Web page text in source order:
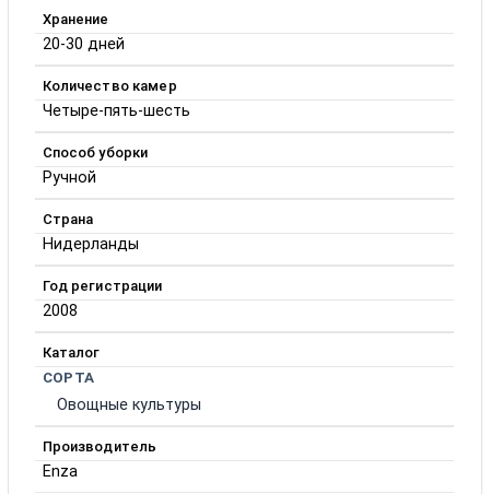
Хранение
20-30 дней
Количество камер
Четыре-пять-шесть
Способ уборки
Ручной
Страна
Нидерланды
Год регистрации
2008
Каталог
СОРТА
Овощные культуры
Производитель
Enza